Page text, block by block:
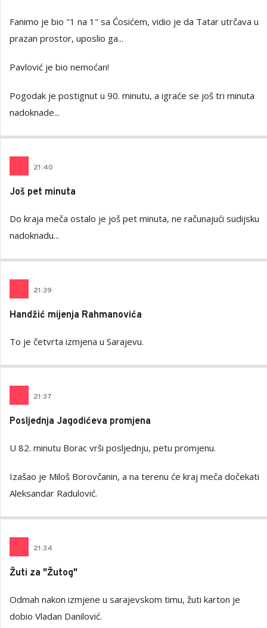
Fanimo je bio "1 na 1" sa Ćosićem, vidio je da Tatar utrčava u
prazan prostor, uposlio ga...
Pavlović je bio nemoćan!
Pogodak je postignut u 90. minutu, a igraće se još tri minuta
nadoknade...
21:40
Još pet minuta
Do kraja meča ostalo je još pet minuta, ne računajući sudijsku
nadoknadu...
21:39
Handžić mijenja Rahmanovića
To je četvrta izmjena u Sarajevu.
21:37
Posljednja Jagodićeva promjena
U 82. minutu Borac vrši posljednju, petu promjenu.
Izašao je Miloš Borovčanin, a na terenu će kraj meča dočekati
Aleksandar Radulović.
21:34
Žuti za "Žutog"
Odmah nakon izmjene u sarajevskom timu, žuti karton je
dobio Vladan Danilović.